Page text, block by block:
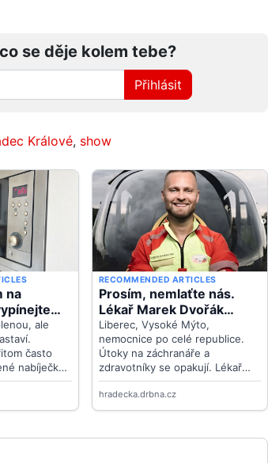
se děje kolem tebe?
Přihlásit
Králové, show